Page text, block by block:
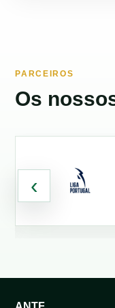
PARCEIROS
Os
‹